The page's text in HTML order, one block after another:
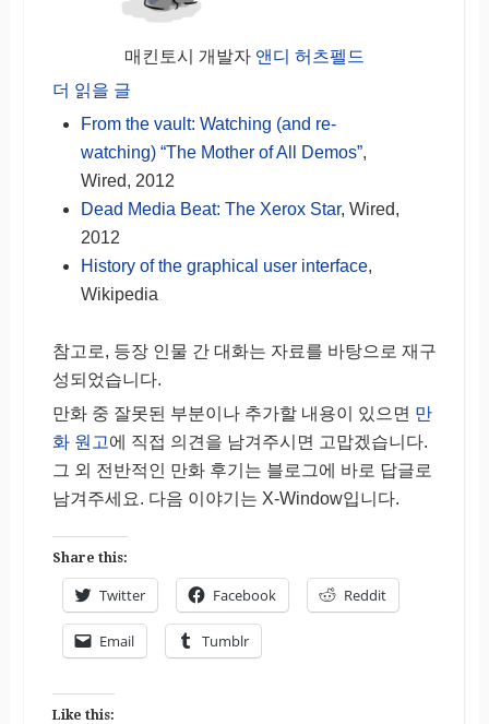
매킨토시 개발자 앤디 허츠펠드
더 읽을 글
From the vault: Watching (and re-
watching) “The Mother of All Demos”,
Wired, 2012
Dead Media Beat: The Xerox Star, Wired,
2012
History of the graphical user interface,
Wikipedia
참고로, 등장 인물 간 대화는 자료를 바탕으로 재구
성되었습니다.
만화 중 잘못된 부분이나 추가할 내용이 있으면 만
화 원고에 직접 의견을 남겨주시면 고맙겠습니다.
그 외 전반적인 만화 후기는 블로그에 바로 답글로
남겨주세요. 다음 이야기는 X-Window입니다.
Share this:
Twitter Facebook Reddit
Email Tumblr
Like this: